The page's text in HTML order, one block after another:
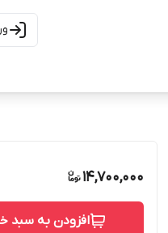
14,700,000
افزودن به سبد